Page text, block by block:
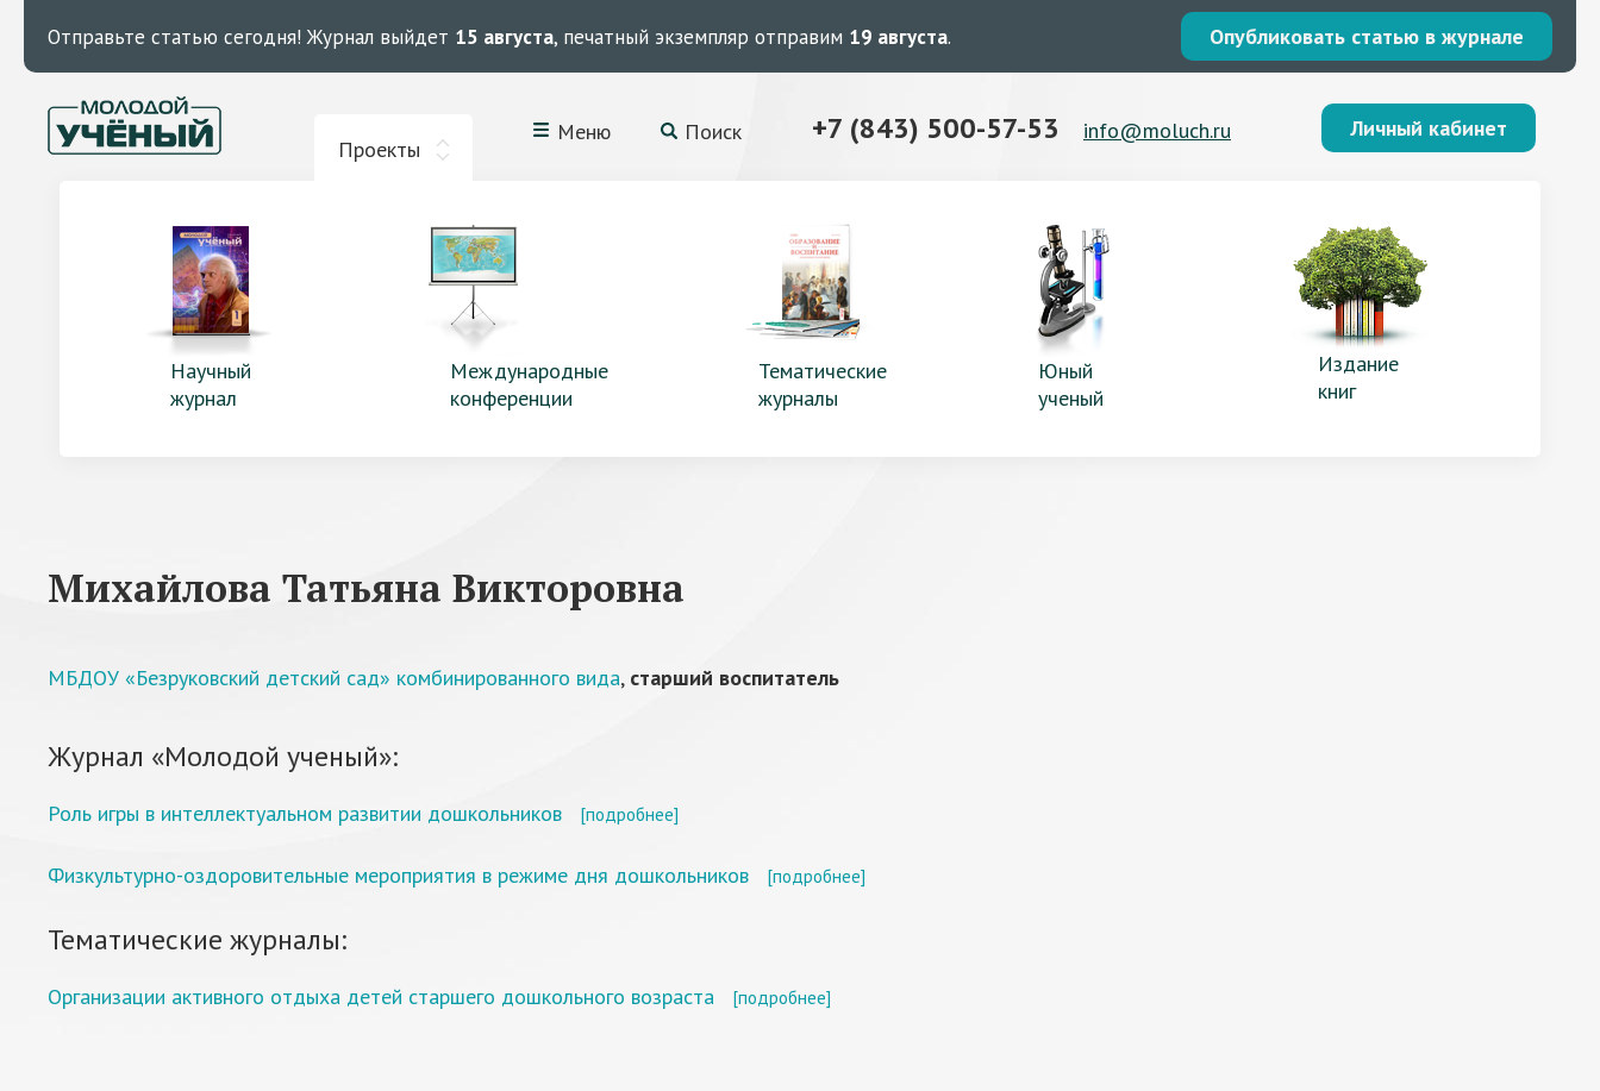
Отправьте статью сегодня! Журнал выйдет 15 августа, печатный экземпляр отправим 19 августа. Опубликовать статью в журнале
Проекты
Меню Поиск +7 (843) 500-57-53 info@moluch.ru Личный кабинет
Научный
журнал
Международные
конференции
Тематические
журналы
Юный
ученый
Издание
книг
Михайлова Татьяна Викторовна
МБДОУ «Безруковский детский сад» комбинированного вида, старший воспитатель
Журнал «Молодой ученый»:
Роль игры в интеллектуальном развитии дошкольников [подробнее]
Физкультурно-оздоровительные мероприятия в режиме дня дошкольников [подробнее]
Тематические журналы:
Организации активного отдыха детей старшего дошкольного возраста [подробнее]